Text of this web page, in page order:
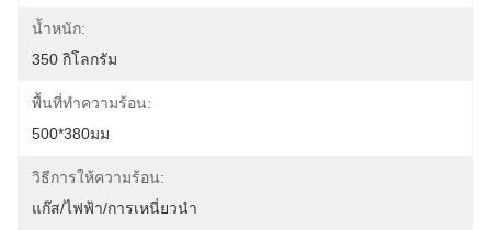
น้ำหนัก:
350 กิโลกรัม
พื้นที่ทำความร้อน:
500*380มม
วิธีการให้ความร้อน:
แก๊ส/ไฟฟ้า/การเหนี่ยวนำ